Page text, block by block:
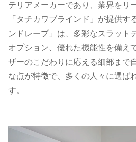
テリアメーカーであり、業界をリ
「タチカワブラインド」が提供す
ンドレープ」は、多彩なスラット
オプション、優れた機能性を備え
ザーのこだわりに応える細部まで
な点が特徴で、多くの人々に選ば
す。